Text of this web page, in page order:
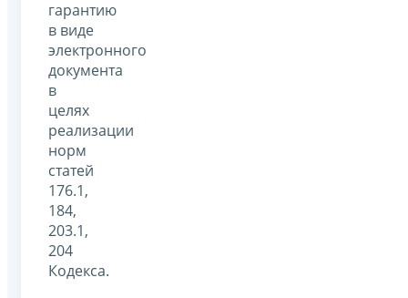
гарантию
в виде
электронного
документа
в
целях
реализации
норм
статей
176.1,
184,
203.1,
204
Кодекса.